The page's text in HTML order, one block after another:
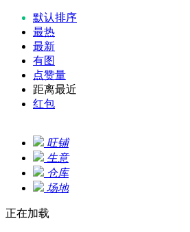
默认排序
最热
最新
有图
点赞量
距离最近
红包
旺铺
生意
仓库
场地
正在加载